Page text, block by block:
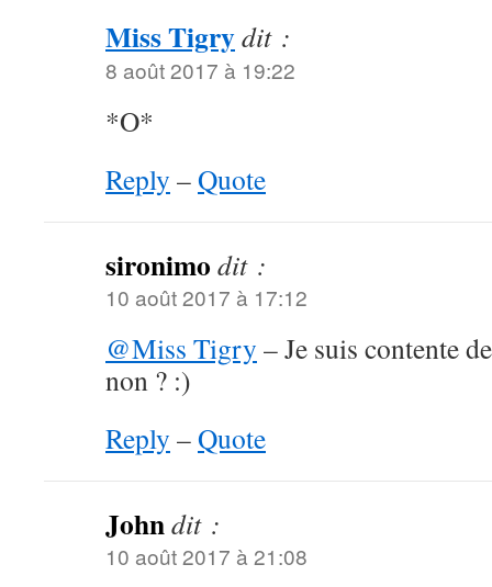
Miss Tigrydit :
8 août 2017 à 19:22
*O*
Reply –Quote
sironimo dit :
10 août 2017 à 17:12
@Miss Tigry – Je suis contente
non ? :)
Reply –Quote
Johndit :
10 août 2017 à 21:08